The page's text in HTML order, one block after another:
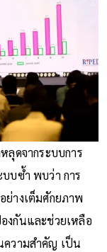
ลุดจากระบบการ
บซ้ำ พบว่า การ
ย่างเต็มศักยภาพ
งกันและช่วยเหลือ
ความสำคัญ เป็น